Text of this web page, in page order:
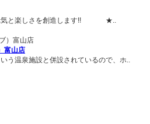
元気と楽しさを創造します!! ★..
富山店
う温泉施設と併設されているので、ホ..